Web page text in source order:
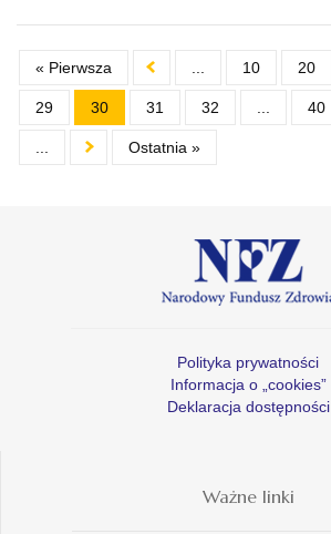
« Pierwsza 10 20
29 30 31 32 40
Ostatnia »
Polityka prywatności
Informacja o „cookies”
Deklaracja dostępności
Ważne linki